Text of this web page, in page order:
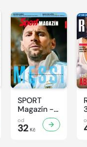
SPORT
Magazín -
32/2026
od
32 Kč